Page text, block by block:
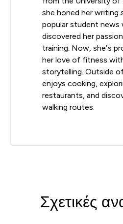
she honed her writing
popular student news
discovered her
training. Now, she’s
her love of fitness
storytelling. Outside
enjoys cooking,
restaurants, and
walking routes.
Σχετικές